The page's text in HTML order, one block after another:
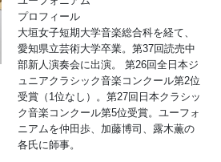
プロフィール
大垣女子短期大学音楽総合科を経て、
愛知県立芸術大学卒業。第37回読売中
部新人演奏会に出演。 第26回全日本ジ
ュニアクラシック音楽コンクール第2位
受賞（1位なし）。第27回日本クラシッ
ク音楽コンクール第5位受賞。ユーフォ
ニアムを仲田歩、加藤博司、露木薫の
各氏に師事。